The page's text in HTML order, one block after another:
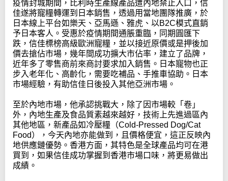
疫情封城期間，比利時生產線產品遭內地禁止入口，信
佳遂將寵糧轉運到日本銷售，透過用當地團隊推廣，於
日本線上平台如樂天、亞馬遜、雅虎、以B2C模式直銷
予日本客人。受惠於疫情期間通脹重臨，同期圓匯下
跌，信佳標榜高級歐洲寵糧，並以接近原價或是押後加
價去搶佔市場，幾年間成功擴大市佔率，建立了品牌，
近年多了零售商前來商討要求加入銷售。日本寵物也正
步入老年化、高齡化，需要吃補品、手推車協助。日本
市場經驗，有助信佳日後投入其他亞洲市場。
至於內地市場，他承認挑戰大，除了因市場較「卷」
外，內地生產及食品質素越來越好，技術上先進過區內
其他地區，新產品如冷壓糧（Cold-Pressed Dog/Cat
Food），今天內地亦能做到，且價格便宜，這正反映內
地供應鏈優勢。香港方面，其特色是全球產品均可在港
買到，如果信佳成功掌握到香港市場口味，將更易做出
成績。